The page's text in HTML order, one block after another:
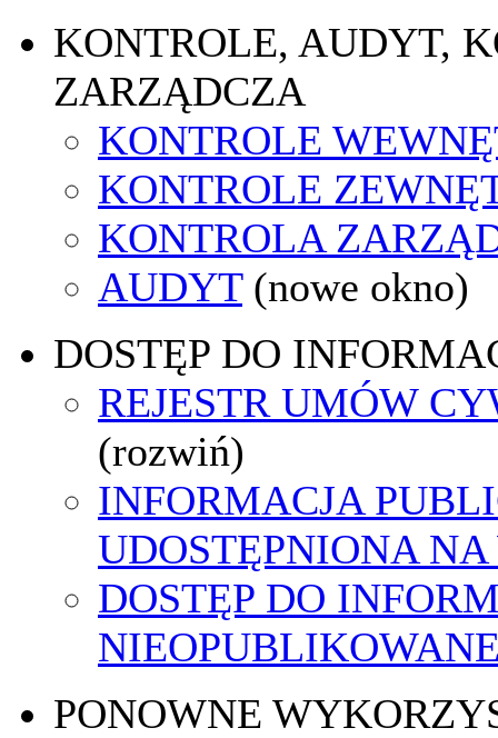
KONTROLE, AUDYT,
ZARZĄDCZA
KONTROLE
KONTROLE
KONTROLA
AUDYT (nowe okno)
DOSTĘP DO
REJESTR UMÓW
(rozwiń)
INFORMACJA
UDOSTĘPNIONA
DOSTĘP DO
PONOWNE